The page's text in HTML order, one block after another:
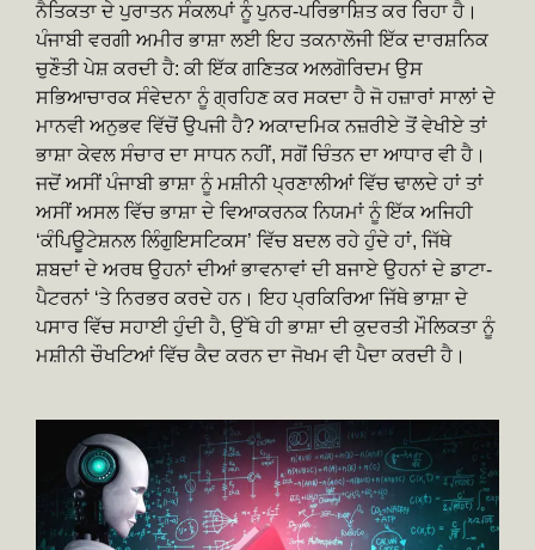
ਨੈਤਿਕਤਾ ਦੇ ਪੁਰਾਤਨ ਸੰਕਲਪਾਂ ਨੂੰ ਪੁਨਰ-ਪਰਿਭਾਸ਼ਿਤ ਕਰ ਰਿਹਾ ਹੈ।
ਪੰਜਾਬੀ ਵਰਗੀ ਅਮੀਰ ਭਾਸ਼ਾ ਲਈ ਇਹ ਤਕਨਾਲੋਜੀ ਇੱਕ ਦਾਰਸ਼ਨਿਕ
ਚੁਣੌਤੀ ਪੇਸ਼ ਕਰਦੀ ਹੈ: ਕੀ ਇੱਕ ਗਣਿਤਕ ਅਲਗੋਰਿਦਮ ਉਸ
ਸਭਿਆਚਾਰਕ ਸੰਵੇਦਨਾ ਨੂੰ ਗ੍ਰਹਿਣ ਕਰ ਸਕਦਾ ਹੈ ਜੋ ਹਜ਼ਾਰਾਂ ਸਾਲਾਂ ਦੇ
ਮਾਨਵੀ ਅਨੁਭਵ ਵਿੱਚੋਂ ਉਪਜੀ ਹੈ? ਅਕਾਦਮਿਕ ਨਜ਼ਰੀਏ ਤੋਂ ਵੇਖੀਏ ਤਾਂ
ਭਾਸ਼ਾ ਕੇਵਲ ਸੰਚਾਰ ਦਾ ਸਾਧਨ ਨਹੀਂ, ਸਗੋਂ ਚਿੰਤਨ ਦਾ ਆਧਾਰ ਵੀ ਹੈ।
ਜਦੋਂ ਅਸੀਂ ਪੰਜਾਬੀ ਭਾਸ਼ਾ ਨੂੰ ਮਸ਼ੀਨੀ ਪ੍ਰਣਾਲੀਆਂ ਵਿੱਚ ਢਾਲਦੇ ਹਾਂ ਤਾਂ
ਅਸੀਂ ਅਸਲ ਵਿੱਚ ਭਾਸ਼ਾ ਦੇ ਵਿਆਕਰਨਕ ਨਿਯਮਾਂ ਨੂੰ ਇੱਕ ਅਜਿਹੀ
‘ਕੰਪਿਊਟੇਸ਼ਨਲ ਲਿੰਗੁਇਸਟਿਕਸ’ ਵਿੱਚ ਬਦਲ ਰਹੇ ਹੁੰਦੇ ਹਾਂ, ਜਿੱਥੇ
ਸ਼ਬਦਾਂ ਦੇ ਅਰਥ ਉਹਨਾਂ ਦੀਆਂ ਭਾਵਨਾਵਾਂ ਦੀ ਬਜਾਏ ਉਹਨਾਂ ਦੇ ਡਾਟਾ-
ਪੈਟਰਨਾਂ ‘ਤੇ ਨਿਰਭਰ ਕਰਦੇ ਹਨ। ਇਹ ਪ੍ਰਕਿਰਿਆ ਜਿੱਥੇ ਭਾਸ਼ਾ ਦੇ
ਪਸਾਰ ਵਿੱਚ ਸਹਾਈ ਹੁੰਦੀ ਹੈ, ਉੱਥੇ ਹੀ ਭਾਸ਼ਾ ਦੀ ਕੁਦਰਤੀ ਮੌਲਿਕਤਾ ਨੂੰ
ਮਸ਼ੀਨੀ ਚੌਖਟਿਆਂ ਵਿੱਚ ਕੈਦ ਕਰਨ ਦਾ ਜੋਖਮ ਵੀ ਪੈਦਾ ਕਰਦੀ ਹੈ।